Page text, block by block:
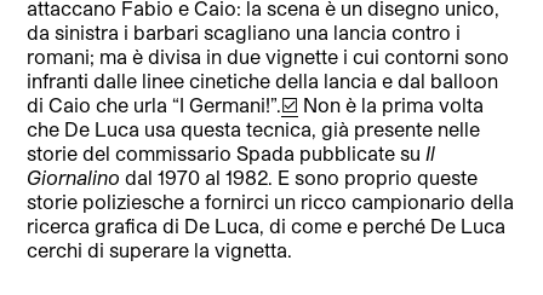
attaccano Fabio e Caio: la scena è un disegno unico,
da sinistra i barbari scagliano una lancia contro i
romani; ma è divisa in due vignette i cui contorni sono
infranti dalle linee cinetiche della lancia e dal balloon
di Caio che urla “I Germani!”.[v] Non è la prima volta
che De Luca usa questa tecnica, già presente nelle
storie del commissario Spada pubblicate suIl
Giornalinodal 1970 al 1982. E sono proprio queste
storie poliziesche a fornirci un ricco campionario della
ricerca grafica di De Luca, di come e perché De Luca
cerchi di superare la vignetta.